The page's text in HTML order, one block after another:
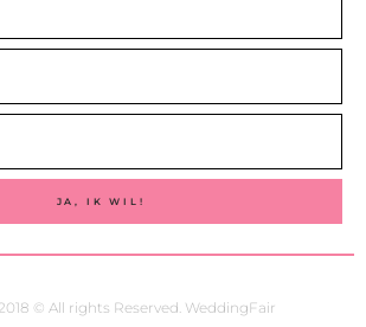
JA, IK WIL!
© All rights Reserved. WeddingFair